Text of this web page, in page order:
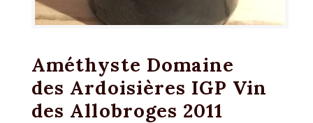
Améthyste Domaine
des Ardoisières IGP Vin
des Allobroges 2011